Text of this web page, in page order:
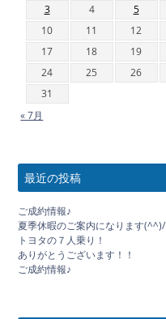
3
4 5
10
11 12
17
18 19
24
25 26
31
« 7月
最近の投稿
ご成約情報♪
夏季休暇のご案内になります(^^)/
トヨタの７人乗り！
ありがとうございます！！
ご成約情報♪